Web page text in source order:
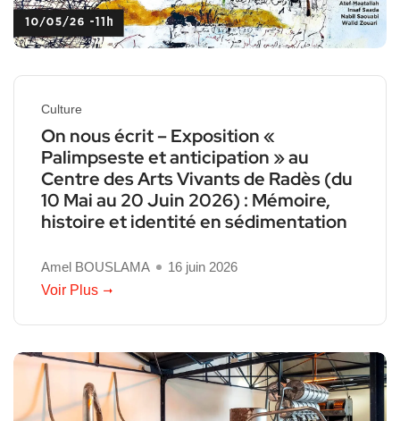
Culture
On nous écrit – Exposition «
Palimpseste et anticipation » au
Centre des Arts Vivants de Radès (du
10 Mai au 20 Juin 2026) : Mémoire,
histoire et identité en sédimentation
Amel BOUSLAMA
16 juin 2026
Voir Plus